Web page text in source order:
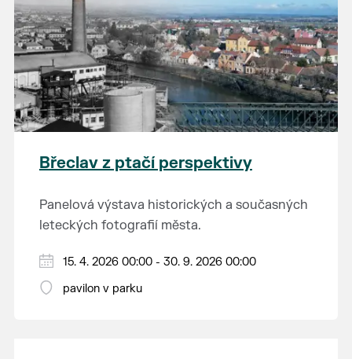
Břeclav z ptačí perspektivy
Panelová výstava historických a současných
leteckých fotografií města.
15. 4. 2026 00:00 - 30. 9. 2026 00:00
pavilon v parku